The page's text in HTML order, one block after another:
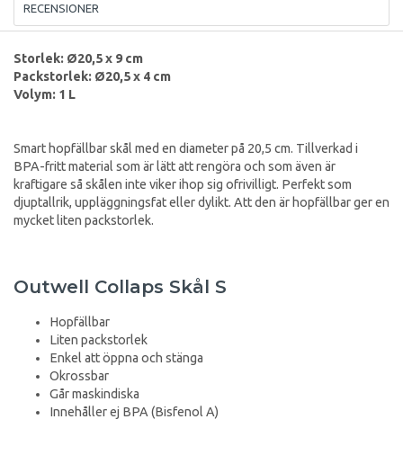
RECENSIONER
Storlek: Ø20,5 x 9 cm
Packstorlek: Ø20,5 x 4 cm
Volym: 1 L
Smart hopfällbar skål med en diameter på 20,5 cm. Tillverkad i
BPA-fritt material som är lätt att rengöra och som även är
kraftigare så skålen inte viker ihop sig ofrivilligt. Perfekt som
djuptallrik, uppläggningsfat eller dylikt. Att den är hopfällbar ger en
mycket liten packstorlek.
Outwell Collaps Skål S
Hopfällbar
Liten packstorlek
Enkel att öppna och stänga
Okrossbar
Går maskindiska
Innehåller ej BPA (Bisfenol A)